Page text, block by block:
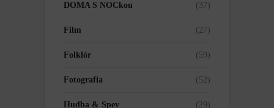
DOMA S NOCkou (37)
Film (27)
Folklór (59)
Fotografia (52)
Hudba & Spev (29)